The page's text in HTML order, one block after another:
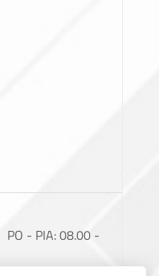
PO - PIA: 08.00 -